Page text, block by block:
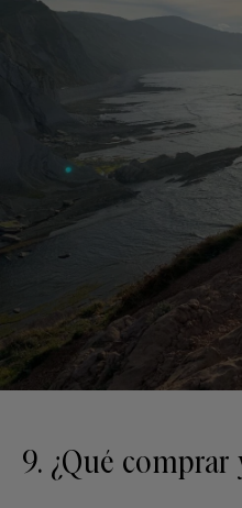
9. ¿Qué comprar